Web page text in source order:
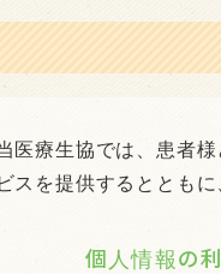
医療生協では、患者
ビスを提供するととも
個人情報の